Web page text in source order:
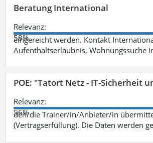
Beratung International
Relevanz:
58%
eingereicht werden. Kontakt
Aufenthaltserlaubnis, Wohnungssuche
POE: "Tatort Netz - IT-Sicherheit
Relevanz:
56%
den/die Trainer/in/Anbieter/in
(Vertragserfüllung). Die Daten werden